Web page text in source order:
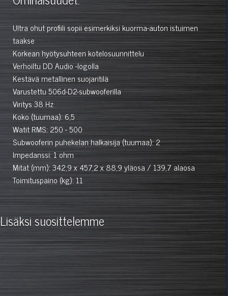
Ultra ohut profiili sopii esimerkiksi kuorma-auton istuimen
taakse
Korkean hyötysuhteen kotelosuunnittelu
Verhoiltu DD Audio -logolla
Kestävä metallinen suojaritilä
Varustettu 506d-D2-subwooferilla
Viritys 38 Hz
Koko (tuumaa): 6,5
Watit RMS: 250 - 500
Subwooferin puhekelan halkaisija (tuumaa): 2
Impedanssi: 1 ohm
Mitat (mm): 342,9 x 457,2 x 88,9 yläosa / 139,7 alaosa
Toimituspaino (kg): 11
Lisäksi suosittelemme